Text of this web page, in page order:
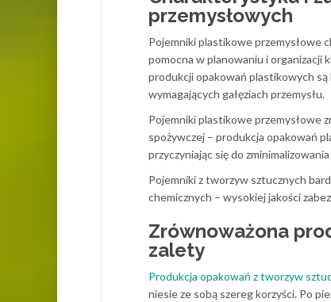
przemysłowych
Pojemniki plastikowe przemysłowe
pomocna w planowaniu i
produkcji opakowań plastikowych
wymagających gałęziach przemysłu.
Pojemniki plastikowe przemysłowe
spożywczej – produkcja opakowań
przyczyniając się do
Pojemniki z tworzyw sztucznych
chemicznych – wysokiej jakości
Zrównoważona
zalety
Produkcja opakowań z tworzyw
niesie ze sobą szereg korzyści. Po